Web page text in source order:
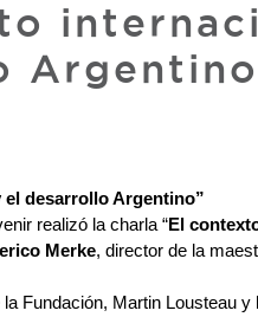
desarrollo Argentino”
realizó la charla “El
Merke, director de la
Fundación, Martin Lousteau y